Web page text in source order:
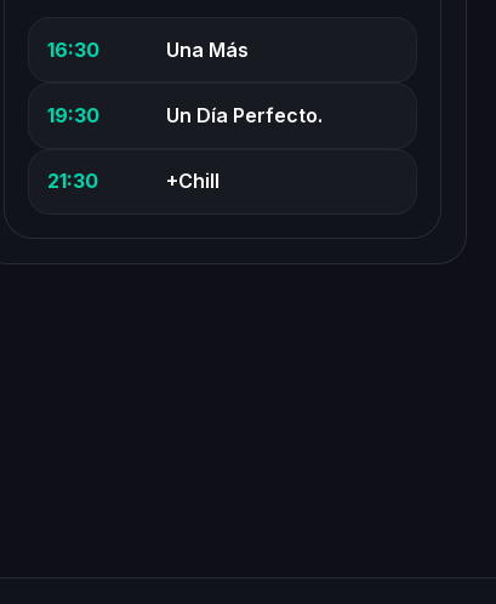
16:30 Una Más
19:30 Un Día Perfecto.
21:30 +Chill